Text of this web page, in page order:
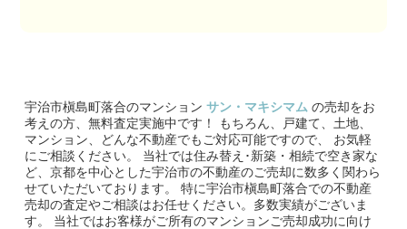
宇治市槇島町落合のマンション サン・マキシマム の売却をお
考えの方、無料査定実施中です！
もちろん、戸建て、土地、
マンション、どんな不動産でもご対応可能ですので、 お気軽
にご相談ください。
当社では住み替え･新築・相続で空き家な
ど、京都を中心とした宇治市の不動産のご売却に数多く関わら
せていただいております。
特に宇治市槇島町落合での不動産
売却の査定やご相談はお任せください。多数実績がございま
す。
当社ではお客様がご所有のマンションご売却成功に向け